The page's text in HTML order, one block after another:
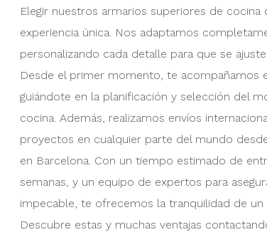
Elegir nuestros armarios superiores de
experiencia única. Nos adaptamos
personalizando cada detalle para que se
Desde el primer momento, te acompañamos
guiándote en la planificación y selección del
cocina. Además, realizamos envíos
proyectos en cualquier parte del mundo
en Barcelona. Con un tiempo estimado de
semanas, y un equipo de expertos para
impecable, te ofrecemos la tranquilidad de un
Descubre estas y muchas ventajas